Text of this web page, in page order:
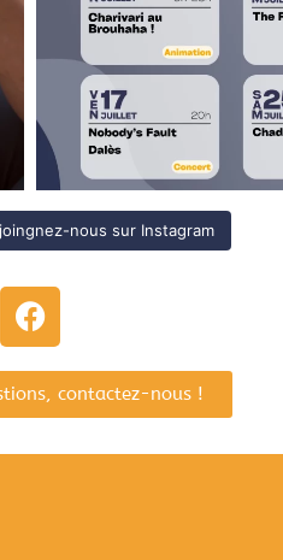
nous sur Instagram
contactez-nous !